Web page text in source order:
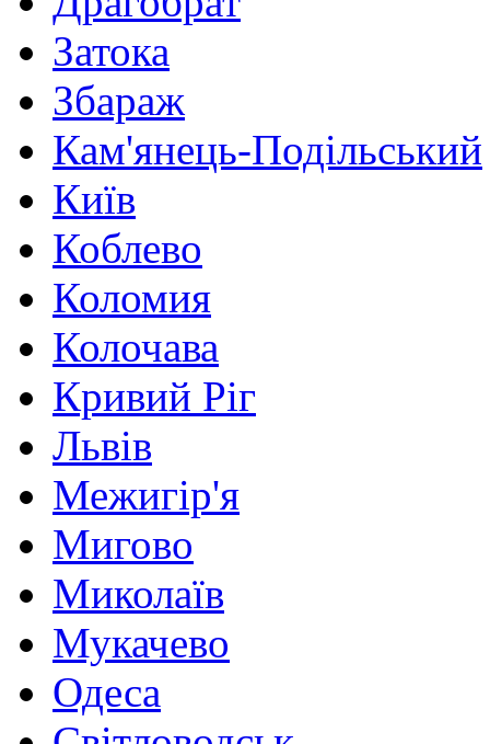
Затока
Збараж
Кам'янець-Подільський
Київ
Коблево
Коломия
Колочава
Кривий Ріг
Львів
Межигір'я
Мигово
Миколаїв
Мукачево
Одеса